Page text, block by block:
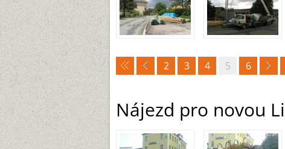
2 3 4 5 6
Nájezd pro novou